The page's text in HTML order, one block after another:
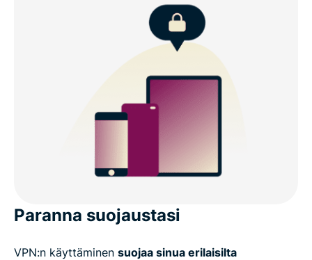
Paranna suojaustasi
VPN:n käyttäminen suojaa sinua erilaisilta